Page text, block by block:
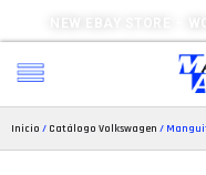
NEW EBAY STORE –
Inicio / Catálogo Volkswagen /